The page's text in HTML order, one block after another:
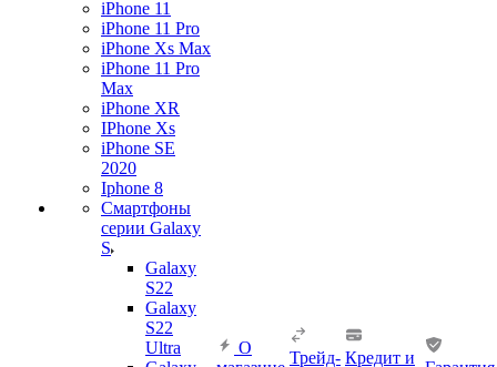
iPhone 11
iPhone 11 Pro
iPhone Xs Max
iPhone 11 Pro
Max
iPhone XR
IPhone Xs
iPhone SE
2020
Iphone 8
Смартфоны
серии Galaxy
S
Galaxy
S22
Galaxy
S22
Ultra
О
Трейд- Кредит и